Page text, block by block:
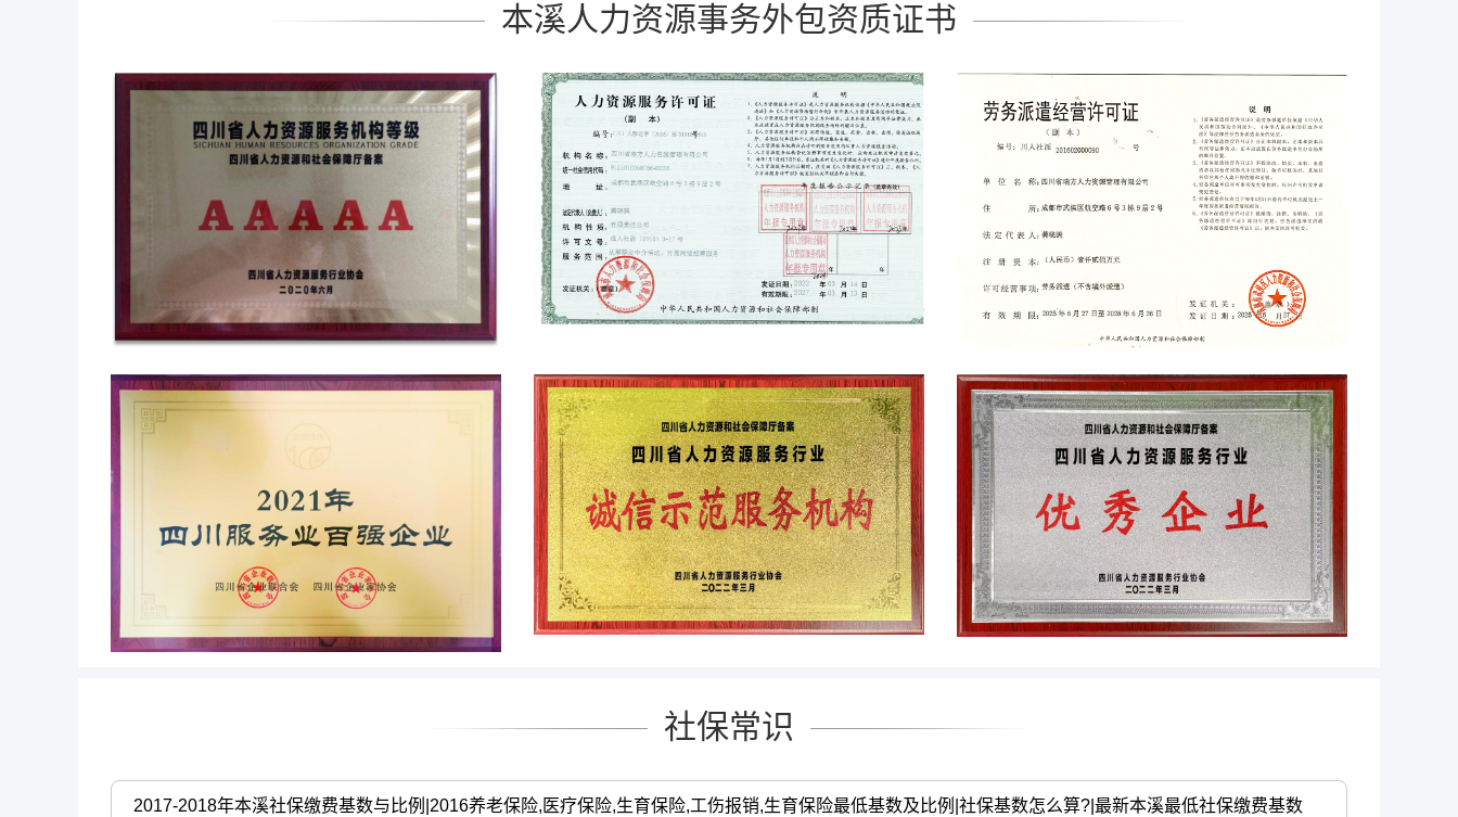
本溪人力资源事务外包资质证书
社保常识
2017-2018年本溪社保缴费基数与比例|2016养老保险,医疗保险,生育保险,工伤报销,生育保险最低基数及比例|社保基数怎么算?|最新本溪最低社保缴费基数